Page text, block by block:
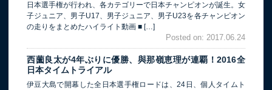
日本選手権が行われ、各カテゴリーで日本チャンピオンが誕生。女
子ジュニア、男子U17、男子ジュニア、男子U23を各チャンピオン
の走りをまとめたハイライト動画 ■ […]
Posted on: 2017.06.24
西薗良太が4年ぶりに優勝、與那嶺恵理が連覇！2016全
日本タイムトライアル
伊豆大島で開幕した全日本選手権ロードは、24日、個人タイムト